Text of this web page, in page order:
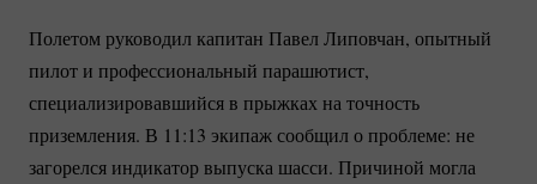
Полетом руководил капитан Павел Липовчан, опытный
пилот и профессиональный парашютист,
специализировавшийся в прыжках на точность
приземления. В 11:13 экипаж сообщил о проблеме: не
загорелся индикатор выпуска шасси. Причиной могла